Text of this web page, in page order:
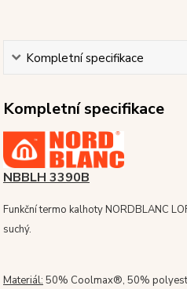
Kompletní specifikace
Kompletní specifikace
NBBLH 3390B
Funkční termo kalhoty NORDBLANC
suchý.
Materiál: 50% Coolmax®, 50%